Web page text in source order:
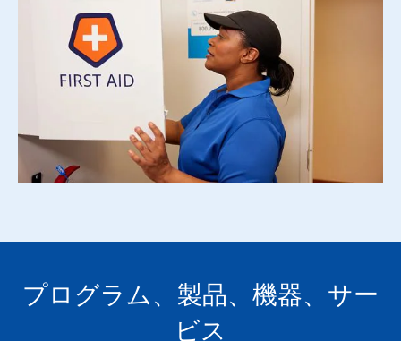
プログラム、製品、機器、サー
ビス